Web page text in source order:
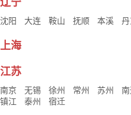
辽宁
沈阳 大连 鞍山 抚顺 本溪
上海
江苏
南京 无锡 徐州 常州 苏州
镇江
泰州 宿迁